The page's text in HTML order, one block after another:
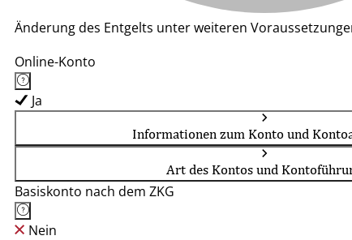
Änderung des Entgelts unter weiteren
Online-Konto
Ja
Informationen zum Konto und
Art des Kontos und
Basiskonto nach dem ZKG
Nein